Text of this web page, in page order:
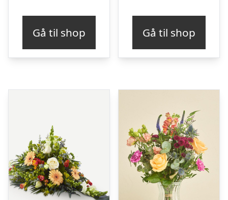
Gå til shop Gå til shop